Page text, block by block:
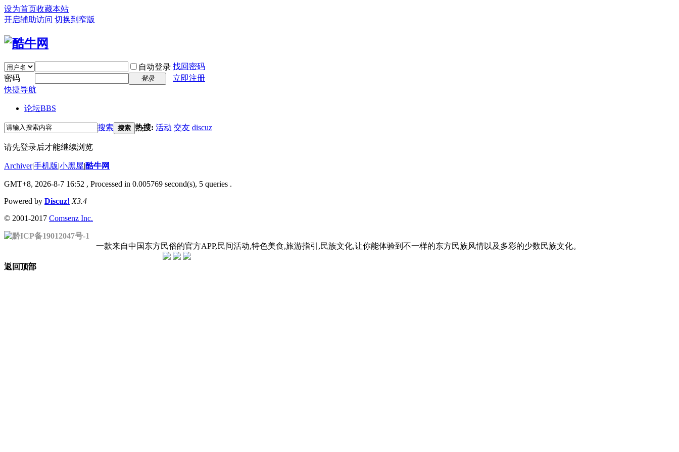
设为首页收藏本站
开启辅助访问 切换到窄版
自动登录 找回密码
密码
登录
立即注册
快捷导航
论坛BBS
搜索 搜索 热搜: 活动 交友 discuz
请先登录后才能继续浏览
Archiver|手机版|小黑屋|酷牛网
GMT+8, 2026-8-7 16:52 , Processed in 0.005769 second(s), 5 queries .
Powered by Discuz! X3.4
© 2001-2017 Comsenz Inc.
黔ICP备19012047号-1
一款来自中国东方民俗的官方APP,民间活动,特色美食,旅游指引,民族文化,让你能体验到不一样的东方民族风情以及多彩的少数民族文化。
返回顶部